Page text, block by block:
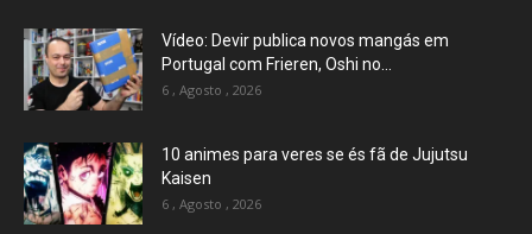
Vídeo: Devir publica novos mangás em
Portugal com Frieren, Oshi no...
6 , Agosto , 2026
10 animes para veres se és fã de Jujutsu
Kaisen
6 , Agosto , 2026